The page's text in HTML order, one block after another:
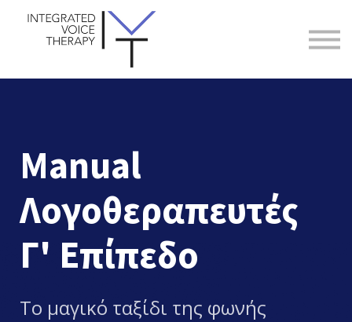
ΒΙΟΓΡΑΦΙΚΟ
Manual
Λογοθεραπευτές
Γ' Επίπεδο
Τo μαγικό ταξίδι της φωνής